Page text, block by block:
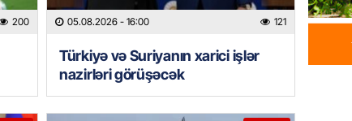
200 05.08.2026 - 16:00 121
Türkiyə və Suriyanın xarici işlər
nazirləri görüşəcək